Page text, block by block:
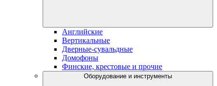
Английские
Вертикальные
Дверные-сувальдные
Домофоны
Финские, крестовые и прочие
Оборудование и инструменты